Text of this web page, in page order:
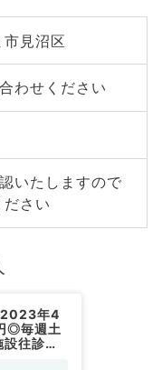
見沼区
わせください
いたしますので
さい
2023年4
◎毎週土
往診